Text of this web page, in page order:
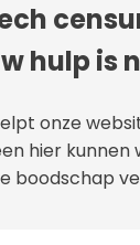
hulp is
onze
hier kunnen
boodschap